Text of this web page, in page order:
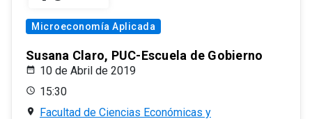
Microeconomía Aplicada
Susana Claro, PUC-Escuela de Gobierno
10 de Abril de 2019
15:30
Facultad de Ciencias Económicas y